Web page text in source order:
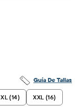
Guía De Tallas
XL (14) XXL (16)